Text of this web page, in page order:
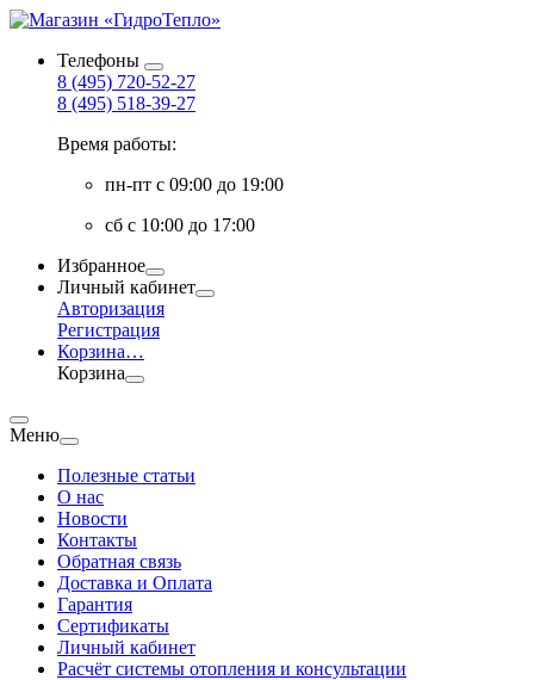
Телефоны
8 (495) 720-52-27
8 (495) 518-39-27
Время работы:
пн-пт с 09:00 до 19:00
сб с 10:00 до 17:00
Избранное
Личный кабинет
Авторизация
Регистрация
Корзина…
Корзина
Меню
Полезные статьи
О нас
Новости
Контакты
Обратная связь
Доставка и Оплата
Гарантия
Сертификаты
Личный кабинет
Расчёт системы отопления и консультации